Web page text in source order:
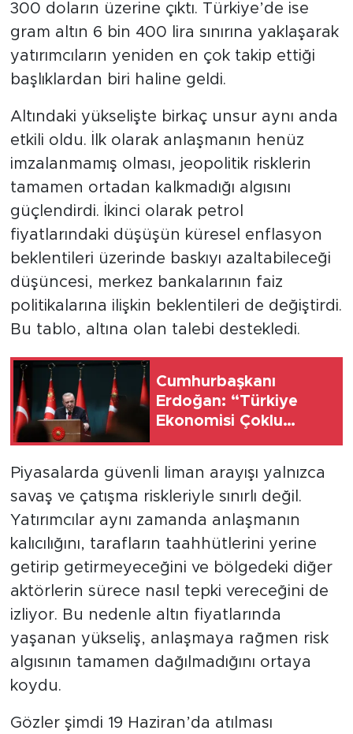
300 doların üzerine çıktı. Türkiye’de ise
gram altın 6 bin 400 lira sınırına yaklaşarak
yatırımcıların yeniden en çok takip ettiği
başlıklardan biri haline geldi.
Altındaki yükselişte birkaç unsur aynı anda
etkili oldu. İlk olarak anlaşmanın henüz
imzalanmamış olması, jeopolitik risklerin
tamamen ortadan kalkmadığı algısını
güçlendirdi. İkinci olarak petrol
fiyatlarındaki düşüşün küresel enflasyon
beklentileri üzerinde baskıyı azaltabileceği
düşüncesi, merkez bankalarının faiz
politikalarına ilişkin beklentileri de değiştirdi.
Bu tablo, altına olan talebi destekledi.
Cumhurbaşkanı
Erdoğan: “Türkiye
Ekonomisi Çoklu
Piyasalarda güvenli liman arayışı yalnızca
savaş ve çatışma riskleriyle sınırlı değil.
Yatırımcılar aynı zamanda anlaşmanın
kalıcılığını, tarafların taahhütlerini yerine
getirip getirmeyeceğini ve bölgedeki diğer
aktörlerin sürece nasıl tepki vereceğini de
izliyor. Bu nedenle altın fiyatlarında
yaşanan yükseliş, anlaşmaya rağmen risk
algısının tamamen dağılmadığını ortaya
koydu.
Gözler şimdi 19 Haziran’da atılması